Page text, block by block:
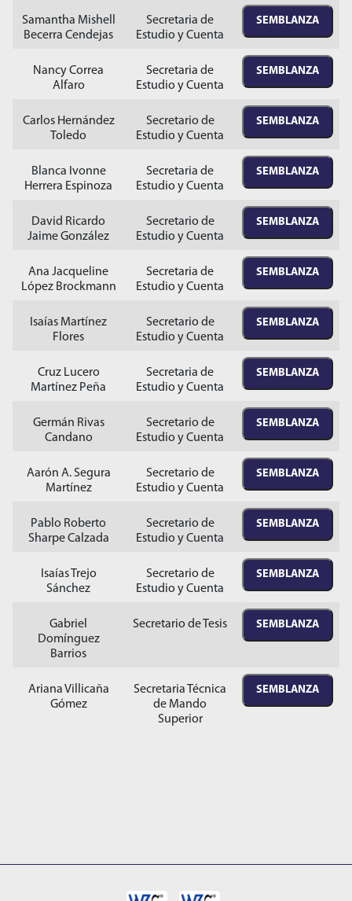
Samantha Mishell
Becerra Cendejas
Secretaria de
Estudio y Cuenta
SEMBLANZA
Nancy Correa
Alfaro
Secretaria de
Estudio y Cuenta
SEMBLANZA
Carlos Hernández
Toledo
Secretario de
Estudio y Cuenta
SEMBLANZA
Blanca Ivonne
Herrera Espinoza
Secretaria de
Estudio y Cuenta
SEMBLANZA
David Ricardo
Jaime González
Secretario de
Estudio y Cuenta
SEMBLANZA
Ana Jacqueline
López Brockmann
Secretaria de
Estudio y Cuenta
SEMBLANZA
Isaías Martínez
Flores
Secretario de
Estudio y Cuenta
SEMBLANZA
Cruz Lucero
Martínez Peña
Secretaria de
Estudio y Cuenta
SEMBLANZA
Germán Rivas
Candano
Secretario de
Estudio y Cuenta
SEMBLANZA
Aarón A. Segura
Martínez
Secretario de
Estudio y Cuenta
SEMBLANZA
Pablo Roberto
Sharpe Calzada
Secretario de
Estudio y Cuenta
SEMBLANZA
Isaías Trejo
Sánchez
Secretario de
Estudio y Cuenta
SEMBLANZA
Gabriel
Domínguez
Barrios
Secretario de Tesis SEMBLANZA
Ariana Villicaña
Gómez
Secretaria Técnica
de Mando
Superior
SEMBLANZA